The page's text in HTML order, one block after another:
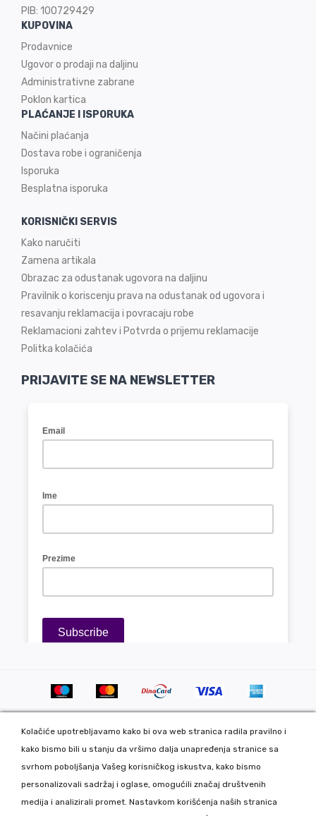
Kolačiće upotrebljavamo kako bi ova web stranica radila pravilno i
kako bismo bili u stanju da vršimo dalja unapređenja stranice sa
svrhom poboljšanja Vašeg korisničkog iskustva, kako bismo
personalizovali sadržaj i oglase, omogućili značaj društvenih
medija i analizirali promet. Nastavkom korišćenja naših stranica
PIB: 100729429
KUPOVINA
Prodavnice
Ugovor o prodaji na daljinu
Administrativne zabrane
Poklon kartica
PLAĆANJE I ISPORUKA
Načini plaćanja
Dostava robe i ograničenja
Isporuka
Besplatna isporuka
KORISNIČKI SERVIS
Kako naručiti
Zamena artikala
Obrazac za odustanak ugovora na daljinu
Pravilnik o koriscenju prava na odustanak od ugovora i
resavanju reklamacija i povracaju robe
Reklamacioni zahtev i Potvrda o prijemu reklamacije
Politka kolačića
PRIJAVITE SE NA NEWSLETTER
Copyright 2020 DekorDom Group DOO. All Rights Reserved. Web
development: CMS by Global Webmasters -